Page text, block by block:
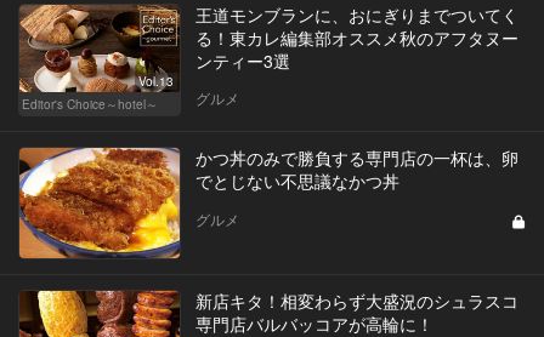
Vol.13
Editor's Choice～hotel～
王道モンブランに、おにぎりまでついてく
る！東カレ編集部オススメ秋のアフタヌー
ンティー3選
グルメ
かつ丼のみで勝負する専門店の一杯は、卵
でとじない不思議なかつ丼
グルメ
新店キタ！相変わらず大盛況のシュラスコ
専門店バルバッコアが高輪に！